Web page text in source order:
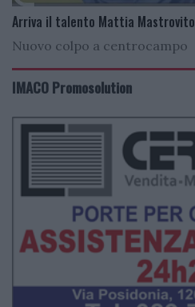
Arriva il talento Mattia Mastrovito
Nuovo colpo a centrocampo
IMACO Promosolution